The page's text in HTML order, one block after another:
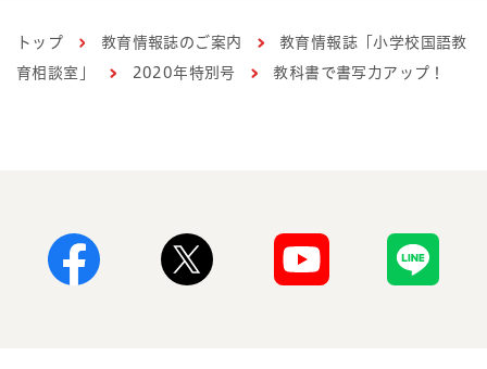
トップ 教育情報誌のご案内
教育情報誌「小学校国語教
育相談室」
2020年特別号 教科書で書写力アップ！